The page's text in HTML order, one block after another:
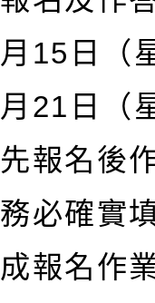
月15日（
月21日（
先報名後
務必確實
成報名作